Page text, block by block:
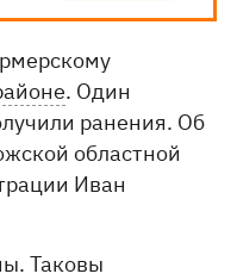
. Один
ранения. Об
областной
Иван
Таковы